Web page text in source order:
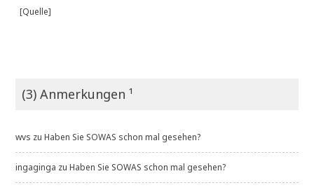
[Quelle]
(3) Anmerkungen ¹
wvs zuHaben Sie SOWAS schon mal gesehen?
ingaginga zuHaben Sie SOWAS schon mal gesehen?